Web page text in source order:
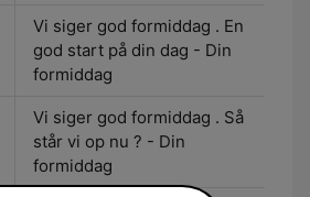
Vi siger god formiddag . En
god start på din dag - Din
formiddag
Vi siger god formiddag . Så
står vi op nu ? - Din
formiddag